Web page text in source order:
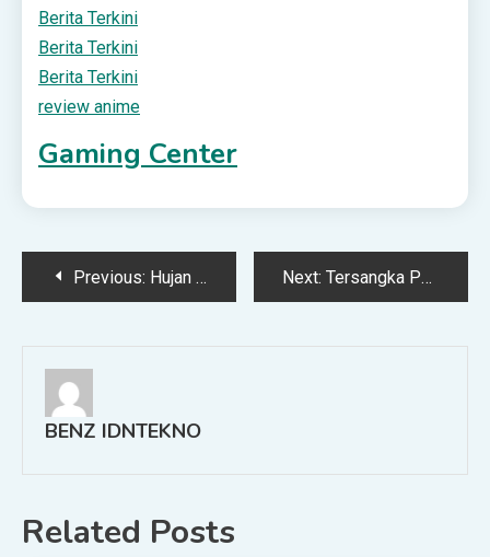
Berita Terkini
Berita Terkini
Berita Terkini
review anime
Gaming Center
PostPrevious: Hujan Sambut Peziarah Prosesi Jumat Agung Semana Santa – REINHA.com Next: Tersangka Pencabulan Remaja Pria di Flores Timur Akan Segera Di Tetapkan Polisi
BENZ IDNTEKNO
Related Posts